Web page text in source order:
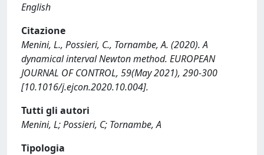
English
Citazione
Menini, L., Possieri, C., Tornambe, A. (2020). A
dynamical interval Newton method. EUROPEAN
JOURNAL OF CONTROL, 59(May 2021), 290-300
[10.1016/j.ejcon.2020.10.004].
Tutti gli autori
Menini, L; Possieri, C; Tornambe, A
Tipologia